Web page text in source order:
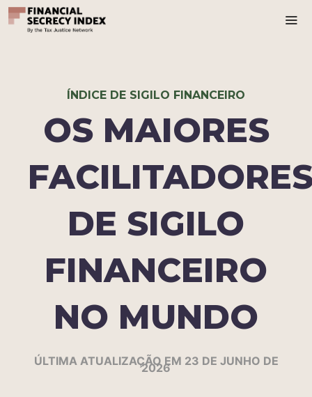
ÍNDICE DE SIGILO FINANCEIRO
OS MAIORES
DE SIGILO
FINANCEIRO
NO MUNDO
ÚLTIMA ATUALIZAÇÃO EM 23 DE JUNHO DE
2026